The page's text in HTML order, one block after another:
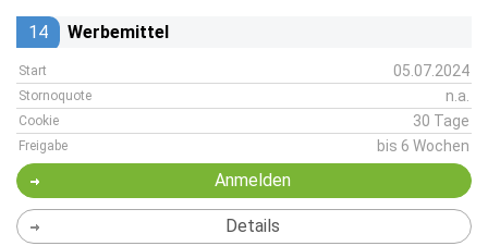
14 Werbemittel
Start 05.07.2024
Stornoquote n.a.
Cookie 30 Tage
Freigabe bis 6 Wochen
Anmelden
Details